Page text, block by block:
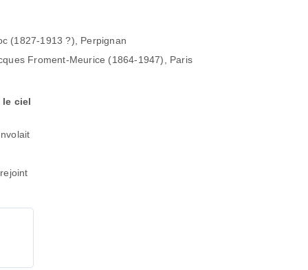
(1827-1913 ?), Perpignan
Froment-Meurice (1864-1947), Paris
le ciel